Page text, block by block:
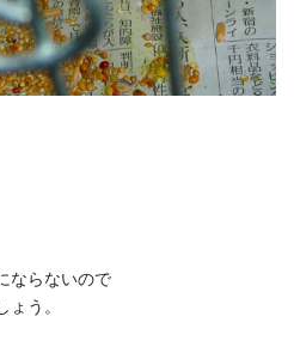
ならないので
う。